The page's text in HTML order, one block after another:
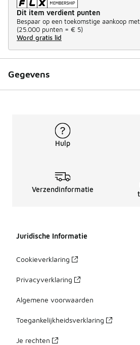
Dit item verdient punten
Bespaar op een toekomstige aankoop met
(25.000 punten = € 5)
Word gratis lid
Gegevens
Hulp
Verzendinformatie
Juridische Informatie
Cookieverklaring
Privacyverklaring
Algemene voorwaarden
Toegankelijkheidsverklaring
Je rechten